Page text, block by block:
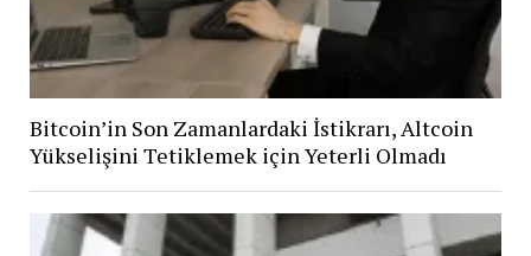
Bitcoin’in Son Zamanlardaki İstikrarı, Altcoin
Yükselişini Tetiklemek için Yeterli Olmadı